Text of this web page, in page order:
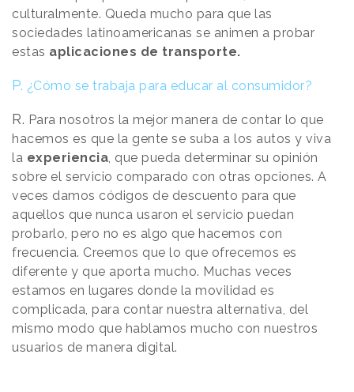
culturalmente. Queda mucho para que las
sociedades latinoamericanas se animen a probar
estas aplicaciones de transporte.
P. ¿Cómo se trabaja para educar al consumidor?
R. Para nosotros la mejor manera de contar lo que
hacemos es que la gente se suba a los autos y viva
la experiencia, que pueda determinar su opinión
sobre el servicio comparado con otras opciones. A
veces damos códigos de descuento para que
aquellos que nunca usaron el servicio puedan
probarlo, pero no es algo que hacemos con
frecuencia. Creemos que lo que ofrecemos es
diferente y que aporta mucho. Muchas veces
estamos en lugares donde la movilidad es
complicada, para contar nuestra alternativa, del
mismo modo que hablamos mucho con nuestros
usuarios de manera digital.